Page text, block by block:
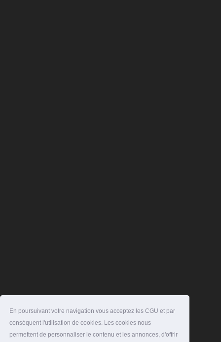
En poursuivant votre navigation vous acceptez les CGU et par
conséquent l'utilisation de cookies. Les cookies nous
permettent de personnaliser le contenu et les annonces, d'offrir